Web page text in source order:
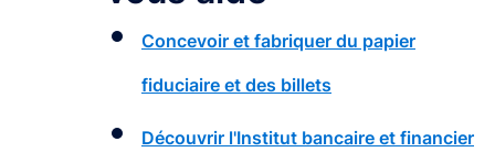
Concevoir et fabriquer du papier
fiduciaire et des billets
Découvrir l'Institut bancaire et financier